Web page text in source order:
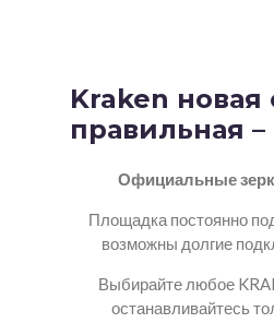
Kraken новая
правильная –
Официальные
Площадка постоянно
возможны долгие
Выбирайте любое
останавливайтесь